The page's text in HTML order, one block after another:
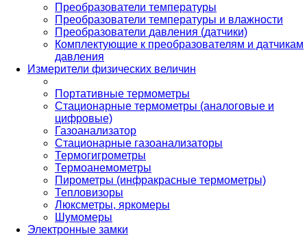
Преобразователи температуры
Преобразователи температуры и влажности
Преобразователи давления (датчики)
Комплектующие к преобразователям и датчикам
давления
Измерители физических величин
Портативные термометры
Стационарные термометры (аналоговые и
цифровые)
Газоанализатор
Стационарные газоанализаторы
Термогигрометры
Термоанемометры
Пирометры (инфракрасные термометры)
Тепловизоры
Люксметры, яркомеры
Шумомеры
Электронные замки